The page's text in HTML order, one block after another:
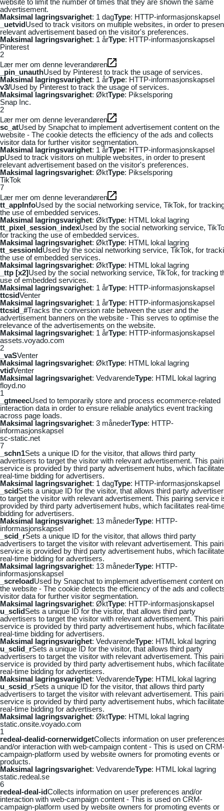
advertisement.
Maksimal lagringsvarighet: 1 dagType: HTTP-informasjonskapsel
_uetvidUsed to track visitors on multiple websites, in order to
relevant advertisement based on the visitor's preferences.
Maksimal lagringsvarighet: 1 årType: HTTP-informasjonskapsel
Pinterest
2
Lær mer om denne leverandøren
_pin_unauthUsed by Pinterest to track the usage of services.
Maksimal lagringsvarighet: 1 årType: HTTP-informasjonskapsel
v3/Used by Pinterest to track the usage of services.
Maksimal lagringsvarighet: ØktType: Pikselsporing
Snap Inc.
2
Lær mer om denne leverandøren
sc_atUsed by Snapchat to implement advertisement content on the
website - The cookie detects the efficiency of the ads and collects
visitor data for further visitor segmentation.
Maksimal lagringsvarighet: 1 årType: HTTP-informasjonskapsel
pUsed to track visitors on multiple websites, in order to present
relevant advertisement based on the visitor's preferences.
Maksimal lagringsvarighet: ØktType: Pikselsporing
TikTok
7
Lær mer om denne leverandøren
tt_appInfoUsed by the social networking service, TikTok, for
the use of embedded services.
Maksimal lagringsvarighet: ØktType: HTML lokal lagring
tt_pixel_session_indexUsed by the social networking service,
for tracking the use of embedded services.
Maksimal lagringsvarighet: ØktType: HTML lokal lagring
tt_sessionIdUsed by the social networking service, TikTok, for
the use of embedded services.
Maksimal lagringsvarighet: ØktType: HTML lokal lagring
_ttp [x2]Used by the social networking service, TikTok, for tracking
use of embedded services.
Maksimal lagringsvarighet: 1 årType: HTTP-informasjonskapsel
ttcsidVenter
Maksimal lagringsvarighet: 1 årType: HTTP-informasjonskapsel
ttcsid_#Tracks the conversion rate between the user and the
advertisement banners on the website - This serves to optimise the
relevance of the advertisements on the website.
Maksimal lagringsvarighet: 1 årType: HTTP-informasjonskapsel
assets.voyado.com
2
_vaSVenter
Maksimal lagringsvarighet: ØktType: HTML lokal lagring
vtidVenter
Maksimal lagringsvarighet: VedvarendeType: HTML lokal lagring
floyd.no
1
_gtmeecUsed to temporarily store and process ecommerce-related
interaction data in order to ensure reliable analytics event tracking
across page loads.
Maksimal lagringsvarighet: 3 månederType: HTTP-
informasjonskapsel
sc-static.net
7
_schn1Sets a unique ID for the visitor, that allows third party
advertisers to target the visitor with relevant advertisement. This
service is provided by third party advertisement hubs, which
real-time bidding for advertisers.
Maksimal lagringsvarighet: 1 dagType: HTTP-informasjonskapsel
_scidSets a unique ID for the visitor, that allows third party
to target the visitor with relevant advertisement. This pairing service
provided by third party advertisement hubs, which facilitates real-
bidding for advertisers.
Maksimal lagringsvarighet: 13 månederType: HTTP-
informasjonskapsel
_scid_rSets a unique ID for the visitor, that allows third party
advertisers to target the visitor with relevant advertisement. This
service is provided by third party advertisement hubs, which
real-time bidding for advertisers.
Maksimal lagringsvarighet: 13 månederType: HTTP-
informasjonskapsel
_screloadUsed by Snapchat to implement advertisement content on
the website - The cookie detects the efficiency of the ads and
visitor data for further visitor segmentation.
Maksimal lagringsvarighet: ØktType: HTTP-informasjonskapsel
u_sclidSets a unique ID for the visitor, that allows third party
advertisers to target the visitor with relevant advertisement. This
service is provided by third party advertisement hubs, which
real-time bidding for advertisers.
Maksimal lagringsvarighet: VedvarendeType: HTML lokal lagring
u_sclid_rSets a unique ID for the visitor, that allows third party
advertisers to target the visitor with relevant advertisement. This
service is provided by third party advertisement hubs, which
real-time bidding for advertisers.
Maksimal lagringsvarighet: VedvarendeType: HTML lokal lagring
u_scsid_rSets a unique ID for the visitor, that allows third party
advertisers to target the visitor with relevant advertisement. This
service is provided by third party advertisement hubs, which
real-time bidding for advertisers.
Maksimal lagringsvarighet: ØktType: HTML lokal lagring
static.onsite.voyado.com
1
redeal-dealid-cornerwidgetCollects information on user
and/or interaction with web-campaign content - This is used on
campaign-platform used by website owners for promoting events or
products.
Maksimal lagringsvarighet: VedvarendeType: HTML lokal lagring
static.redeal.se
6
redeal-deal-idCollects information on user preferences and/or
interaction with web-campaign content - This is used on CRM-
campaign-platform used by website owners for promoting events or